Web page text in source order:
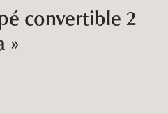
convertible 2
»